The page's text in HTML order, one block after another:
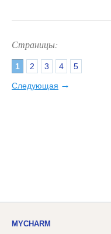
Страницы:
1 2 3 4 5
Следующая →
MYCHARM